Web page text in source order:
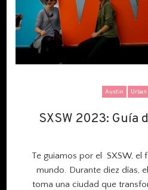
Austin Urban
SXSW 2023: Guía
SXSW 2023: Guía
Te guiamos por el SXSW, el
mundo. Durante diez días,
toma una ciudad que